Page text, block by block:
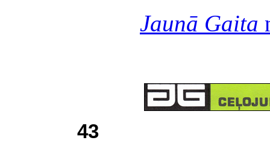
Jaunā Gaita
43